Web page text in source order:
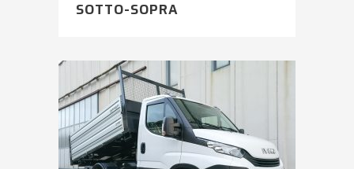
SOTTO-SOPRA